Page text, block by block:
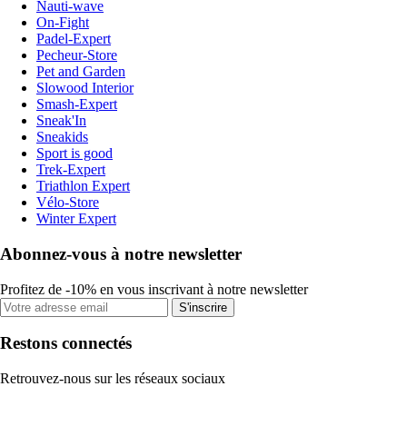
Nauti-wave
On-Fight
Padel-Expert
Pecheur-Store
Pet and Garden
Slowood Interior
Smash-Expert
Sneak'In
Sneakids
Sport is good
Trek-Expert
Triathlon Expert
Vélo-Store
Winter Expert
Abonnez-vous à notre newsletter
Profitez de -10% en vous inscrivant à notre newsletter
S'inscrire
Restons connectés
Retrouvez-nous sur les réseaux sociaux